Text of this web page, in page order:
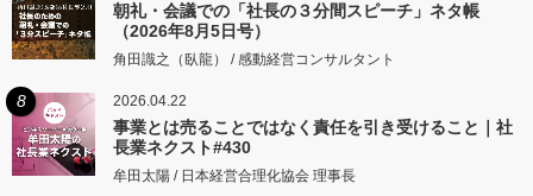
朝礼・会議での「社長の３分間スピーチ」ネタ帳
（2026年8月5日号）
角田識之（臥龍） / 感動経営コンサルタント
8 2026.04.22
事業とは売ることではなく責任を引き受けること｜社
長業ネクスト#430
牟田太陽 / 日本経営合理化協会 理事長